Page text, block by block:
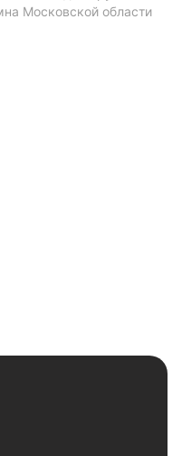
Московской области